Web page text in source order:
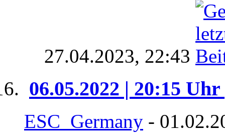
27.04.2023, 22:43
06.05.2022 | 20:15
ESC_Germany -